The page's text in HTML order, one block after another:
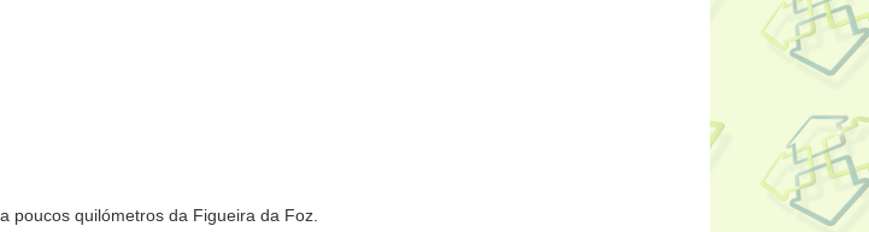
poucos quilómetros da Figueira da Foz.